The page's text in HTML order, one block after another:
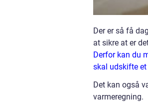
Der er så få
at sikre at er
Derfor kan du
skal udskifte et
Det kan også
varmeregning.